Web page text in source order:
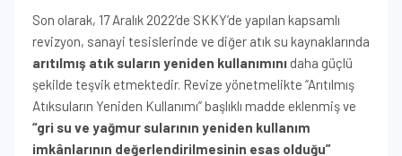
Son olarak, 17 Aralık 2022’de SKKY’de yapılan kapsamlı
revizyon, sanayi tesislerinde ve diğer atık su kaynaklarında
arıtılmış atık suların yeniden kullanımını daha güçlü
şekilde teşvik etmektedir. Revize yönetmelikte “Arıtılmış
Atıksuların Yeniden Kullanımı” başlıklı madde eklenmiş ve
“gri su ve yağmur sularının yeniden kullanım
imkânlarının değerlendirilmesinin esas olduğu”